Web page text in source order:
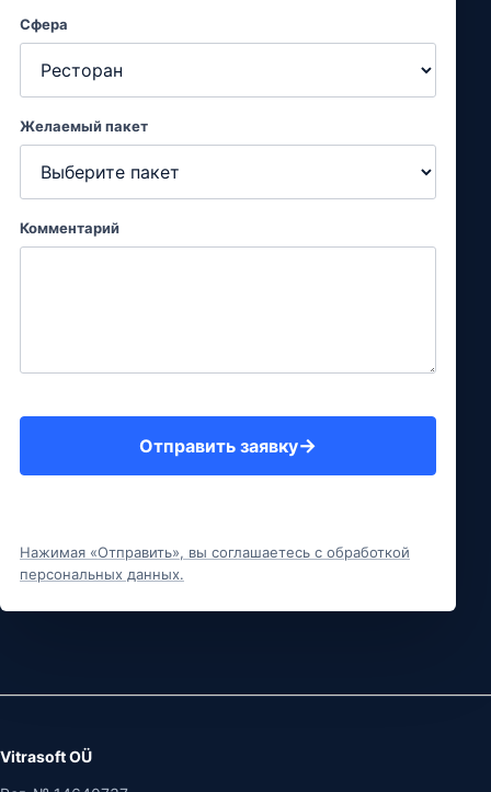
Сфера
Желаемый пакет
Комментарий
Отправить заявку
Нажимая «Отправить», вы соглашаетесь с обработкой
персональных данных.
Vitrasoft OÜ